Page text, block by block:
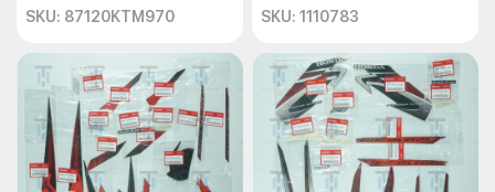
SKU: 87120KTM970
SKU: 1110783